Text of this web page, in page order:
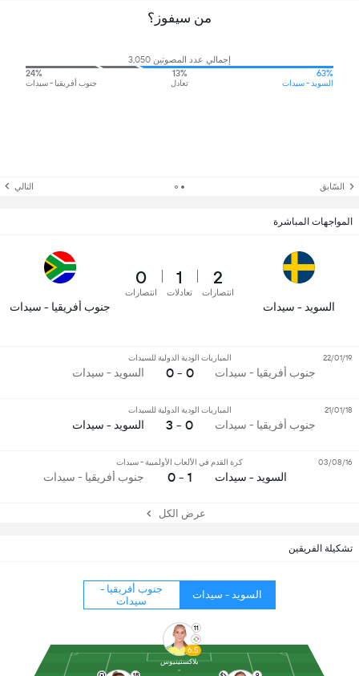
تشكيلة الفريقين
السويد - سيدات
جنوب أفريقيا -
سيدات
11
6.5
بلاكستينيوس
من سيفوز؟
إجمالي عدد المصوتين 3,050
63%
السويد - سيدات
13%
تعادل
24%
جنوب أفريقيا - سيدات
السّابق التالي
المواجهات المباشرة
السويد - سيدات
2
انتصارات
1
تعادلات
0
انتصارات
جنوب أفريقيا - سيدات
جنوب أفريقيا - سيدات
المباريات الودية الدولية للسيدات
0 - 0 السويد - سيدات
22/01/19
جنوب أفريقيا - سيدات
المباريات الودية الدولية للسيدات
0 - 3 السويد - سيدات
21/01/18
السويد - سيدات
كرة القدم في الألعاب الأولمبية - سيدات
1 - 0 جنوب أفريقيا - سيدات
03/08/16
عرض الكل